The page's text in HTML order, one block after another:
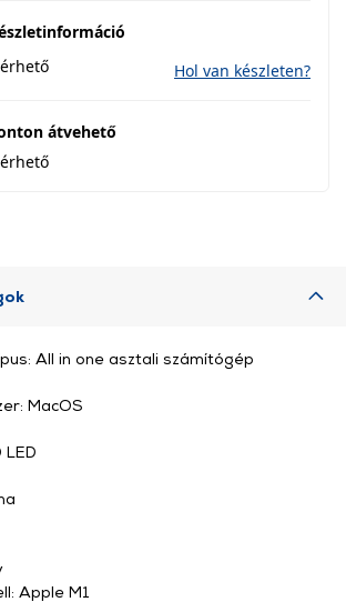
Hol van készleten?
átvehető
All in one asztali számítógép
MacOS
LED
Apple M1